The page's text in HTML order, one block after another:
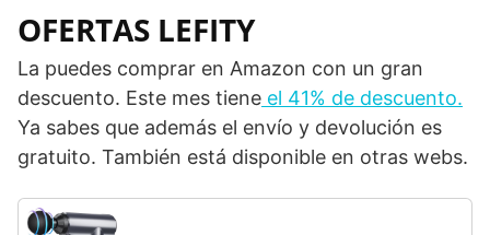
OFERTAS LEFITY
La puedes comprar en Amazon con un gran
descuento. Este mes tiene el 41% de descuento.
Ya sabes que además el envío y devolución es
gratuito. También está disponible en otras webs.